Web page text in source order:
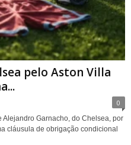
pelo Aston Villa
0
Alejandro Garnacho, do Chelsea, por
cláusula de obrigação condicional